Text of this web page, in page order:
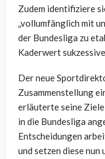
Zudem identifiziere
„vollumfänglich mit
der Bundesliga zu
Kaderwert
Der neue
Zusammenstellung
erläuterte seine
in die Bundesliga
Entscheidungen
und setzen diese nun